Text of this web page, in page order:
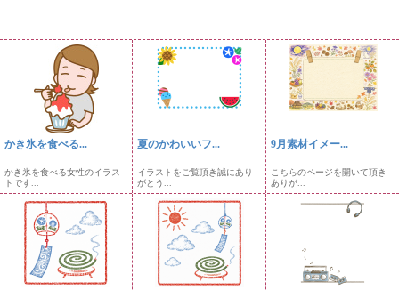
かき氷を食べる...
かき氷を食べる女性のイラス
トです...
夏のかわいいフ...
イラストをご覧頂き誠にあり
がとう...
9月素材イメー...
こちらのページを開いて頂き
ありが...